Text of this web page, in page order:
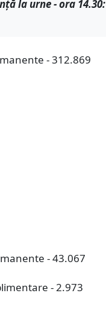
la urne - ora 14.30:
- 312.869
- 43.067
- 2.973